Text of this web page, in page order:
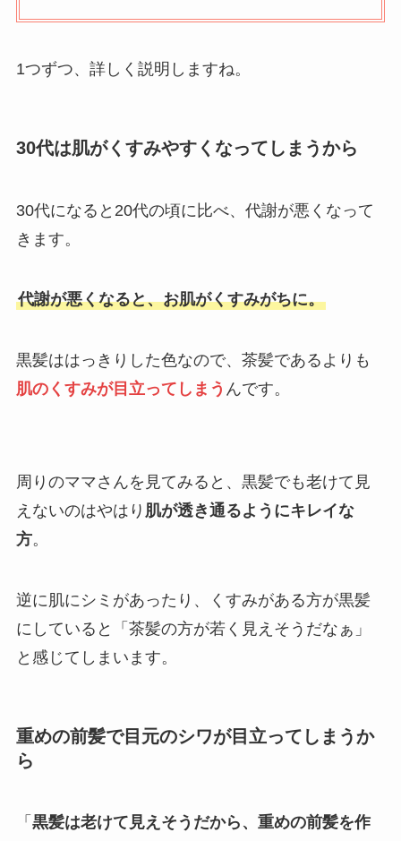
1つずつ、詳しく説明しますね。
30代は肌がくすみやすくなってしまうから
30代になると20代の頃に比べ、代謝が悪くなって
きます。
代謝が悪くなると、お肌がくすみがちに。
黒髪ははっきりした色なので、茶髪であるよりも
肌のくすみが目立ってしまう んです。
周りのママさんを見てみると、黒髪でも老けて見
えないのはやはり 肌が透き通るようにキレイな
方。
逆に肌にシミがあったり、くすみがある方が黒髪
にしていると「茶髪の方が若く見えそうだなぁ」
と感じてしまいます。
重めの前髪で目元のシワが目立ってしまうか
ら
「 黒髪は老けて見えそうだから、重めの前髪を作